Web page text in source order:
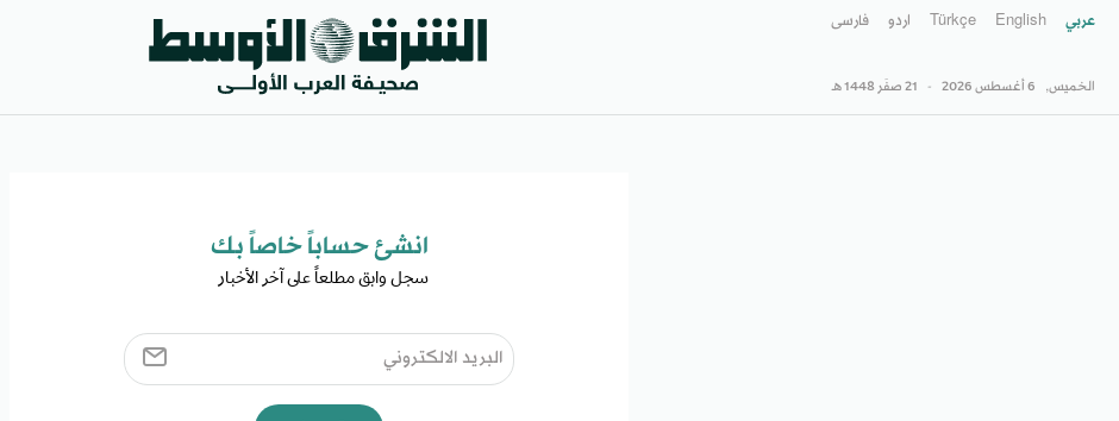
عربي English
Türkçe اردو فارسى
الخميس, 6 أغسطس 2026 - 21 صفَر 1448 هـ
انشئ حساباً خاصاً بك​
سجل وابق مطلعاً على آخر الأخبار ​